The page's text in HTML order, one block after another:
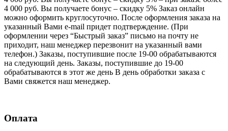
4 000 руб. Вы получаете бонус – скидку 5% Заказ онлайн
можно оформить круглосуточно. После оформления заказа на
указанный Вами e-mail придет подтверждение. (При
оформлении через “Быстрый заказ” письмо на почту не
приходит, наш менеджер перезвонит на указанный вами
телефон.) Заказы, поступившие после 19-00 обрабатываются
на следующий день. Заказы, поступившие до 19-00
обрабатываются в этот же день В день обработки заказа с
Вами свяжется наш менеджер.
Оплата